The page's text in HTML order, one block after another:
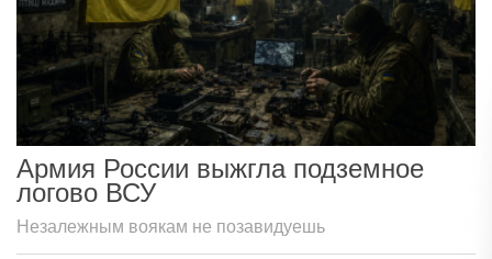
Армия России выжгла подземное
логово ВСУ
Незалежным воякам не позавидуешь